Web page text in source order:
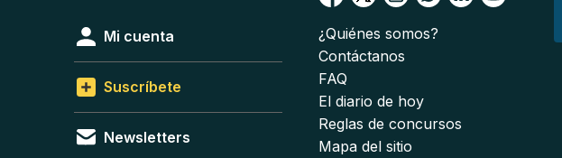
Mi cuenta
Suscríbete
Newsletters
¿Quiénes somos?
Contáctanos
FAQ
El diario de hoy
Reglas de concursos
Mapa del sitio